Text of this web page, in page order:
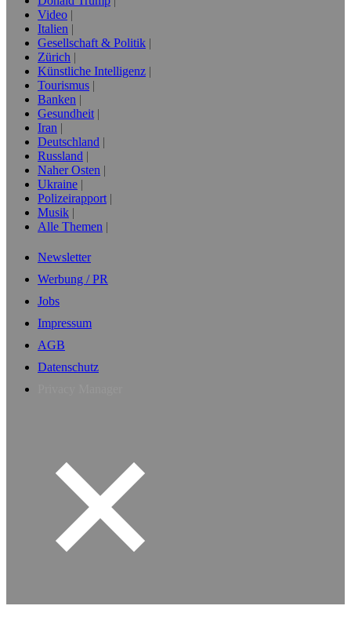
Video
Italien
Gesellschaft & Politik
Zürich
Künstliche Intelligenz
Tourismus
Banken
Gesundheit
Iran
Deutschland
Russland
Naher Osten
Ukraine
Polizeirapport
Musik
Alle Themen
Newsletter
Werbung / PR
Jobs
Impressum
AGB
Datenschutz